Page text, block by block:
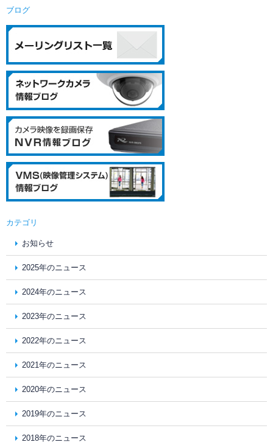
ブログ
カテゴリ
お知らせ
2025年のニュース
2024年のニュース
2023年のニュース
2022年のニュース
2021年のニュース
2020年のニュース
2019年のニュース
2018年のニュース